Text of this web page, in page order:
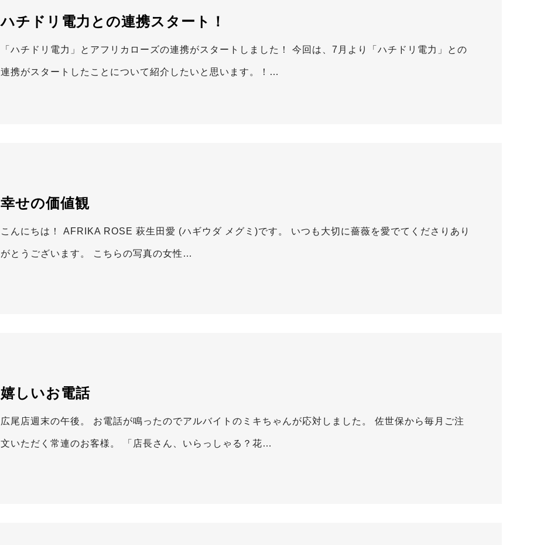
ハチドリ電力との連携スタート！
「ハチドリ電力」とアフリカローズの連携がスタートしました！ 今回は、7月より「ハチドリ電力」との
連携がスタートしたことについて紹介したいと思います。！…
幸せの価値観
こんにちは！ AFRIKA ROSE 萩生田愛 (ハギウダ メグミ)です。 いつも大切に薔薇を愛でてくださりあり
がとうございます。 こちらの写真の女性…
嬉しいお電話
広尾店週末の午後。 お電話が鳴ったのでアルバイトのミキちゃんが応対しました。 佐世保から毎月ご注
文いただく常連のお客様。 「店長さん、いらっしゃる？花…